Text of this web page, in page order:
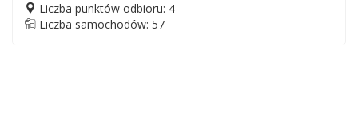
Liczba punktów odbioru: 4
Liczba samochodów: 57